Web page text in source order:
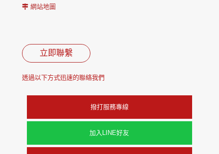
網站地圖
立即聯繫
透過以下方式迅速的聯絡我們
撥打服務專線
加入LINE好友